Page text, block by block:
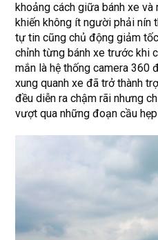
khoảng cách giữa bánh xe và
khiến không ít người phải nín
tự tin cũng chủ động giảm
chỉnh từng bánh xe trước khi
mắn là hệ thống camera 360
xung quanh xe đã trở thành
đều diễn ra chậm rãi nhưng
vượt qua những đoạn cầu